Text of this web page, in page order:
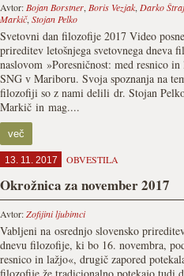
Avtor: Bojan Borstner, Boris Vezjak, Darko
Markič, Stojan Pelko
Svetovni dan filozofije 2017 Video
prireditev letošnjega svetovnega dneva
naslovom »Poresničnost: med resnico
SNG v Mariboru. Svoja spoznanja na
filozofiji so z nami delili dr. Stojan
Markič in mag....
več
13. 11. 2017 OBVESTILA
Okrožnica za november 2017
Avtor:Zofijini ljubimci
Vabljeni na osrednjo slovensko
dnevu filozofije, ki bo 16. novembra,
resnico in lažjo«, drugič zapored